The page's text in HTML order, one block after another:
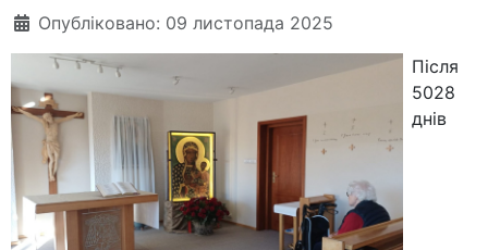
Опубліковано: 09 листопада 2025
Після
5028
днів